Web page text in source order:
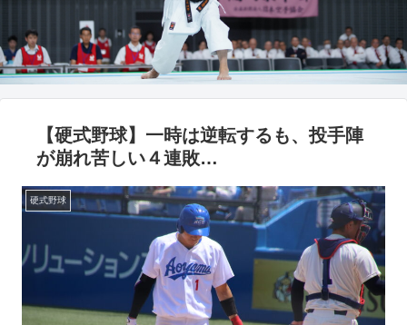
【硬式野球】一時は逆転するも、投手陣
が崩れ苦しい４連敗…
硬式野球